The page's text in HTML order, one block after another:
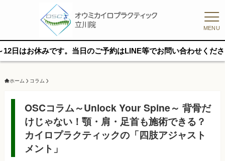
MENU
です。当日のご予約はLINE等でお問い合わせください。
ホーム コラム
OSCコラム～Unlock Your Spine～ 背骨だ
けじゃない！顎・肩・足首も施術できる？
カイロプラクティックの「四肢アジャスト
メント」